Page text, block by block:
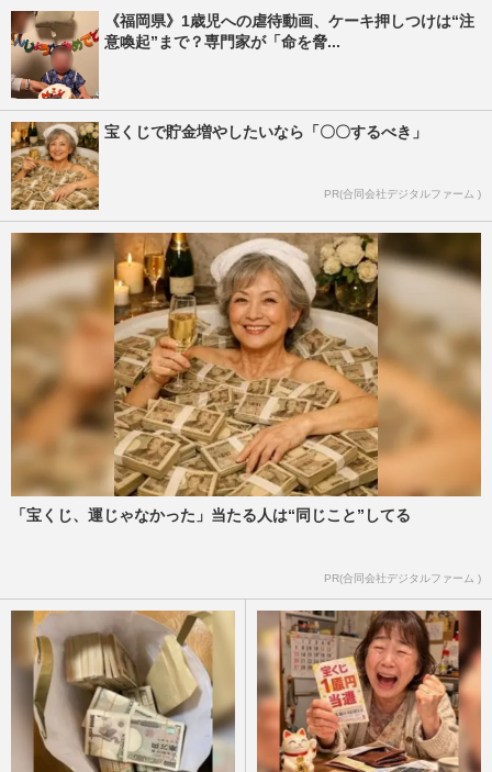
《福岡県》1歳児への虐待動画、ケーキ押しつけは“注
意喚起”まで？専門家が「命を脅...
宝くじで貯金増やしたいなら「〇〇するべき」
PR(合同会社デジタルファーム )
「宝くじ、運じゃなかった」当たる人は“同じこと”してる
PR(合同会社デジタルファーム )